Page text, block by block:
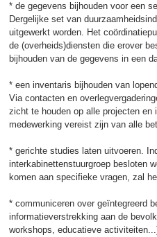
* de gegevens bijhouden voor een
Dergelijke set van
uitgewerkt worden. Het
de (overheids)diensten die erover
bijhouden van de gegevens in een
* een inventaris bijhouden van
Via contacten en
zicht te houden op alle projecten
medewerking vereist zijn van alle
* gerichte studies laten uitvoeren.
interkabinettenstuurgroep besloten
komen aan specifieke vragen, zal
* communiceren over geïntegreerd
informatieverstrekking aan de
workshops, educatieve